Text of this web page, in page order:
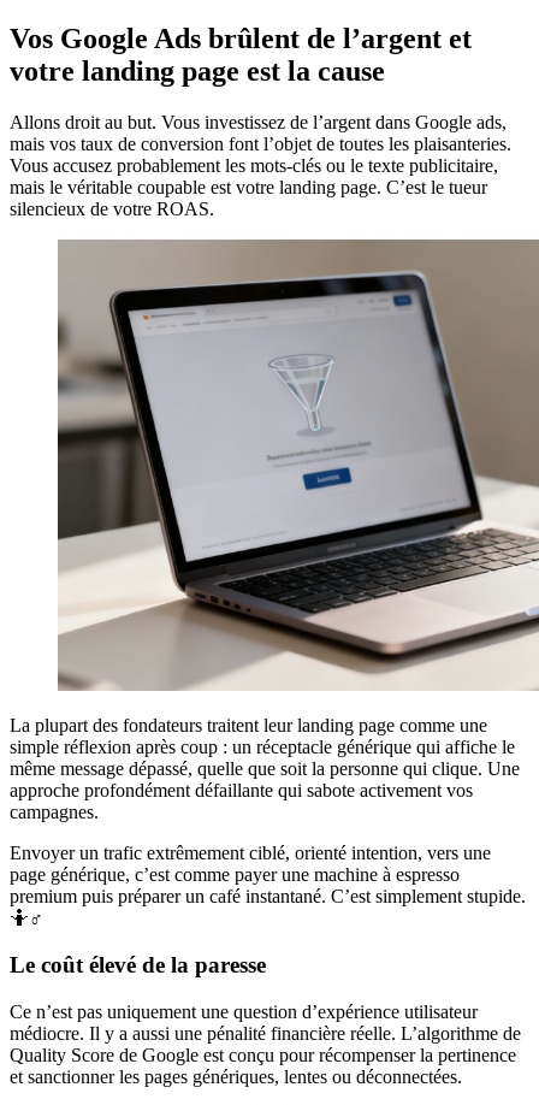
Vos Google Ads brûlent de l’argent et
votre landing page est la cause
Allons droit au but. Vous investissez de l’argent dans Google ads,
mais vos taux de conversion font l’objet de toutes les plaisanteries.
Vous accusez probablement les mots-clés ou le texte publicitaire,
mais le véritable coupable est votre landing page. C’est le tueur
silencieux de votre ROAS.
La plupart des fondateurs traitent leur landing page comme une
simple réflexion après coup : un réceptacle générique qui affiche le
même message dépassé, quelle que soit la personne qui clique. Une
approche profondément défaillante qui sabote activement vos
campagnes.
Envoyer un trafic extrêmement ciblé, orienté intention, vers une
page générique, c’est comme payer une machine à espresso
premium puis préparer un café instantané. C’est simplement stupide.
🤷♂️
Le coût élevé de la paresse
Ce n’est pas uniquement une question d’expérience utilisateur
médiocre. Il y a aussi une pénalité financière réelle. L’algorithme de
Quality Score de Google est conçu pour récompenser la pertinence
et sanctionner les pages génériques, lentes ou déconnectées.